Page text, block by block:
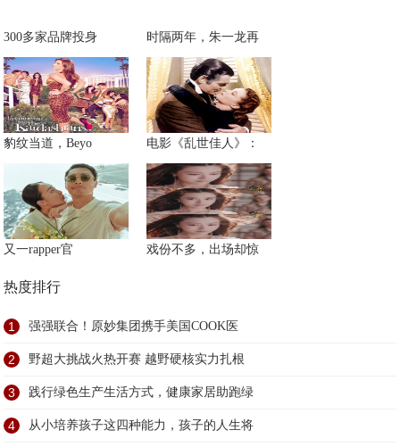
300多家品牌投身 时隔两年，朱一龙再
豹纹当道，Beyo 电影《乱世佳人》：
又一rapper官 戏份不多，出场却惊
热度排行
1 强强联合！原妙集团携手美国COOK医
2 野超大挑战火热开赛 越野硬核实力扎根
3 践行绿色生产生活方式，健康家居助跑绿
4 从小培养孩子这四种能力，孩子的人生将